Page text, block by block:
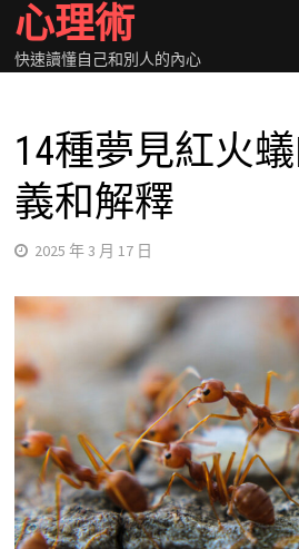
Skip
content
心理術
快速讀懂自己和別人的內心
14種夢見紅火
義和解釋
2025 年 3 月 17 日